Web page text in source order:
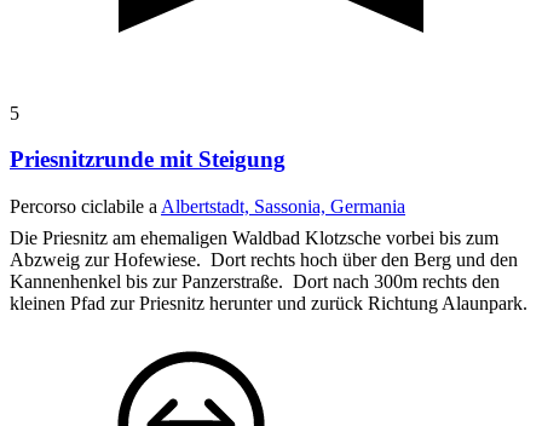
5
Priesnitzrunde mit Steigung
Percorso ciclabile a Albertstadt, Sassonia, Germania
Die Priesnitz am ehemaligen Waldbad Klotzsche vorbei bis zum
Abzweig zur Hofewiese. Dort rechts hoch über den Berg und den
Kannenhenkel bis zur Panzerstraße. Dort nach 300m rechts den
kleinen Pfad zur Priesnitz herunter und zurück Richtung Alaunpark.